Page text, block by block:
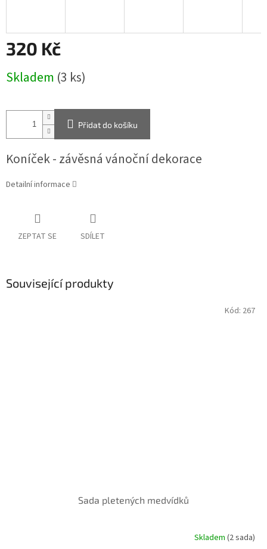
320 Kč
cena:
Skladem (3 ks)
Přidat do košíku
Koníček - závěsná vánoční dekorace
Detailní informace
ZEPTAT SE SDÍLET
Související produkty
Sada pletených medvídků
Skladem (2 sada)
Kód: 267